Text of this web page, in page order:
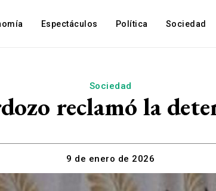
Espectáculos Política Sociedad
Sociedad
reclamó la
9 de enero de 2026